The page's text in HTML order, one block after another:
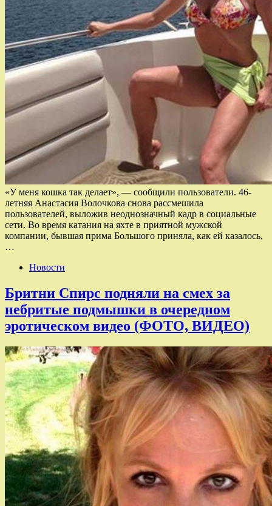
«У меня кошка так делает», — сообщили пользователи. 46-
летняя Анастасия Волочкова снова рассмешила
пользователей, выложив неоднозначный кадр в социальные
сети. Во время катания на яхте в приятной мужской
компании, бывшая прима Большого приняла, как ей казалось,
…
Новости
Бритни Спирс подняли на смех за
небритые подмышки в очередном
эротическом видео (ФОТО, ВИДЕО)